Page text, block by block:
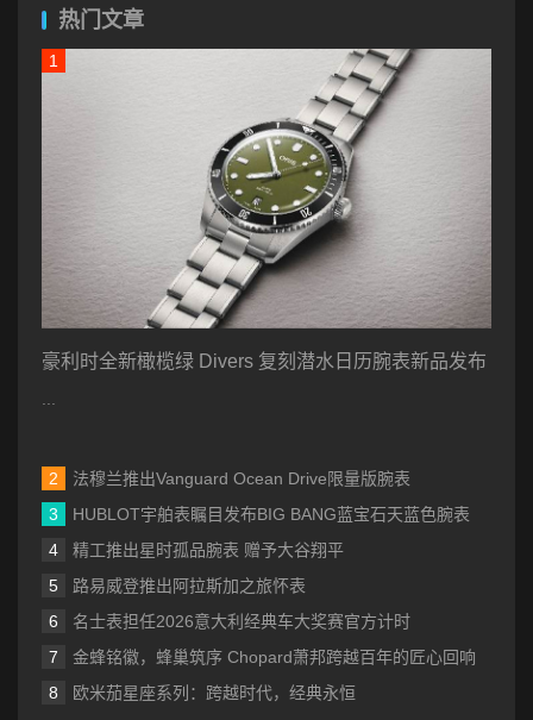
热门文章
豪利时全新橄榄绿 Divers 复刻潜水日历腕表新品发布
法穆兰推出Vanguard Ocean Drive限量版腕表
HUBLOT宇舶表瞩目发布BIG BANG蓝宝石天蓝色腕表
精工推出星时孤品腕表 赠予大谷翔平
路易威登推出阿拉斯加之旅怀表
名士表担任2026意大利经典车大奖赛官方计时
金蜂铭徽，蜂巢筑序 Chopard萧邦跨越百年的匠心回响
欧米茄星座系列：跨越时代，经典永恒